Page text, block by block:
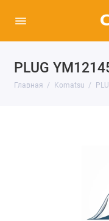
PLUG
Главная Komatsu